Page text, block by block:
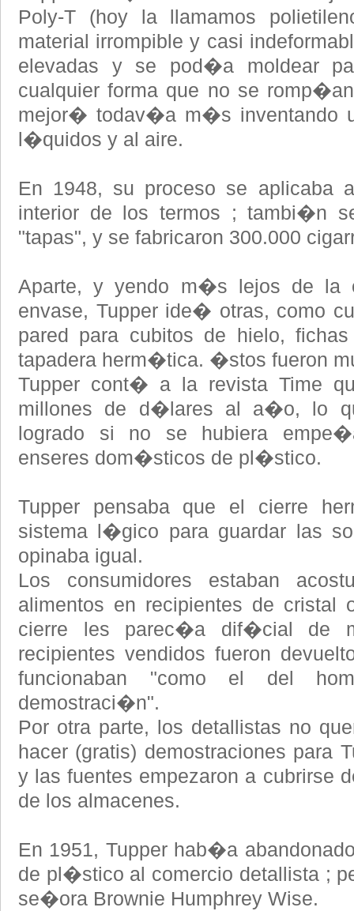
Poly-T (hoy la llamamos
material irrompible y casi
elevadas y se pod�a moldear
cualquier forma que no se
mejor� todav�a m�s inventando
l�quidos y al aire.
En 1948, su proceso se aplicaba
interior de los termos ; tambi�n
"tapas", y se fabricaron 300.000
Aparte, y yendo m�s lejos de la
envase, Tupper ide� otras, como
pared para cubitos de hielo,
tapadera herm�tica. �stos fueron
Tupper cont� a la revista Time
millones de d�lares al a�o, lo
logrado si no se hubiera
enseres dom�sticos de pl�stico.
Tupper pensaba que el cierre
sistema l�gico para guardar las
opinaba igual.
Los consumidores estaban
alimentos en recipientes de
cierre les parec�a dif�cial de
recipientes vendidos fueron
funcionaban "como el del
demostraci�n".
Por otra parte, los detallistas no
hacer (gratis) demostraciones para
y las fuentes empezaron a cubrirse
de los almacenes.
En 1951, Tupper hab�a
de pl�stico al comercio detallista ;
se�ora Brownie Humphrey Wise.